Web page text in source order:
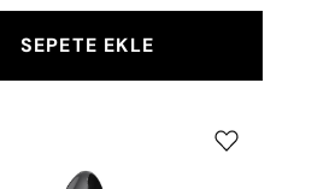
SEPETE EKLE
Kahve